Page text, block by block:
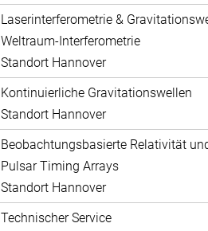
Laserinterferometrie &
Weltraum-Interferometrie
Standort Hannover
Kontinuierliche Gravitationswellen
Standort Hannover
Beobachtungsbasierte Relativität
Pulsar Timing Arrays
Standort Hannover
Technischer Service